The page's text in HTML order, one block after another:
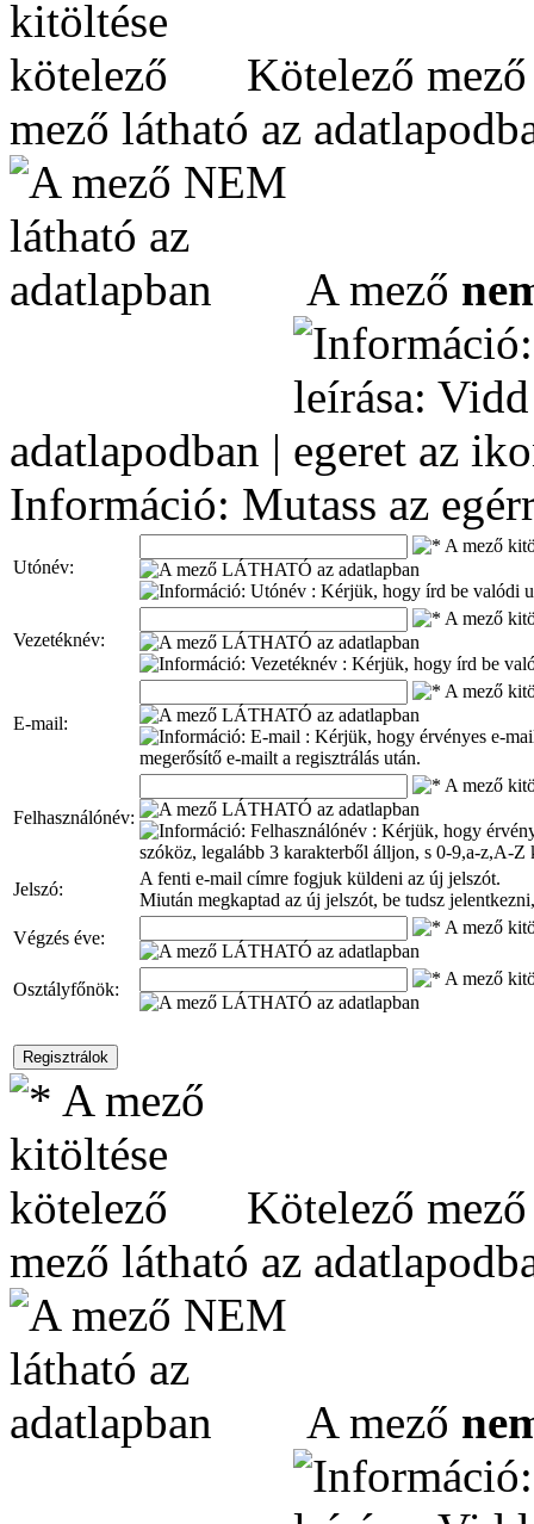
Kötelező
mező látható az
A mező
adatlapodban |
Információ: Mutass az
Utónév:
Vezetéknév:
E-mail:
Felhasználónév:
Jelszó:
A fenti e-mail címre fogjuk küldeni az új jelszót.
Miután megkaptad az új jelszót, be tudsz
Végzés éve:
Osztályfőnök:
Kötelező
mező látható az
A mező